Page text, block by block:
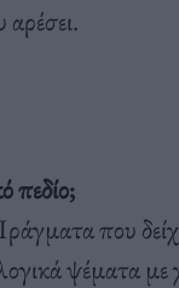
πεδίο;
που
ψέματα